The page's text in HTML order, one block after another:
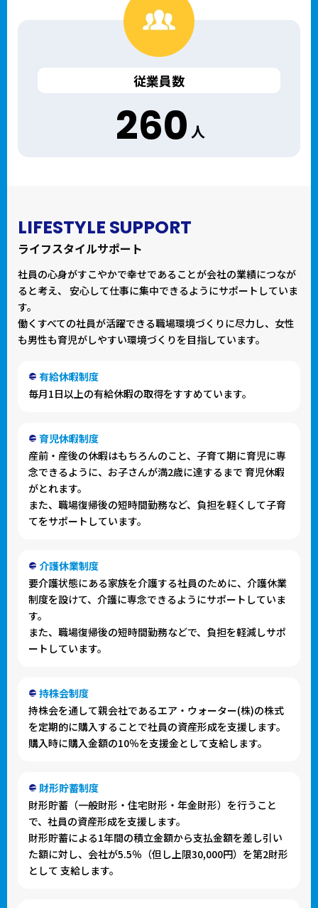
従業員数
260 人
LIFESTYLE SUPPORT
ライフスタイルサポート
社員の心身がすこやかで幸せであることが会社の業績につなが
ると考え、 安心して仕事に集中できるようにサポートしていま
す。
働くすべての社員が活躍できる職場環境づくりに尽力し、女性
も男性も育児がしやすい環境づくりを目指しています。
有給休暇制度
毎月1日以上の有給休暇の取得をすすめています。
育児休暇制度
産前・産後の休暇はもちろんのこと、子育て期に育児に専
念できるように、お子さんが満2歳に達するまで 育児休暇
がとれます。
また、職場復帰後の短時間勤務など、負担を軽くして子育
てをサポートしています。
介護休業制度
要介護状態にある家族を介護する社員のために、介護休業
制度を設けて、介護に専念できるようにサポートしていま
す。
また、職場復帰後の短時間勤務などで、負担を軽減しサポ
ートしています。
持株会制度
持株会を通して親会社であるエア・ウォーター(株)の株式
を定期的に購入することで社員の資産形成を支援します。
購入時に購入金額の10％を支援金として支給します。
財形貯蓄制度
財形貯蓄（一般財形・住宅財形・年金財形）を行うこと
で、社員の資産形成を支援します。
財形貯蓄による1年間の積立金額から支払金額を差し引い
た額に対し、会社が5.5％（但し上限30,000円）を第2財形
として 支給します。